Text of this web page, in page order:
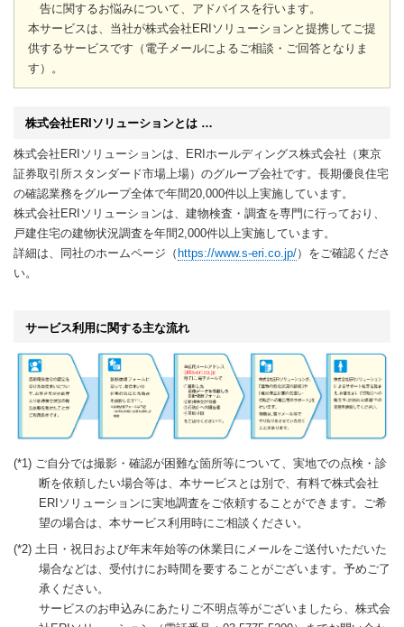
告に関するお悩みについて、アドバイスを行います。
本サービスは、当社が株式会社ERIソリューションと提携してご提
供するサービスです（電子メールによるご相談・ご回答となりま
す）。
株式会社ERIソリューションとは …
株式会社ERIソリューションは、ERIホールディングス株式会社（東京
証券取引所スタンダード市場上場）のグループ会社です。長期優良住宅
の確認業務をグループ全体で年間20,000件以上実施しています。
株式会社ERIソリューションは、建物検査・調査を専門に行っており、
戸建住宅の建物状況調査を年間2,000件以上実施しています。
詳細は、同社のホームページ（ https://www.s-eri.co.jp/）をご確認くださ
い。
サービス利用に関する主な流れ
(*1) ご自分では撮影・確認が困難な箇所等について、実地での点検・診
断を依頼したい場合等は、本サービスとは別で、有料で株式会社
ERIソリューションに実地調査をご依頼することができます。ご希
望の場合は、本サービス利用時にご相談ください。
(*2) 土日・祝日および年末年始等の休業日にメールをご送付いただいた
場合などは、受付けにお時間を要することがございます。予めご了
承ください。
サービスのお申込みにあたりご不明点等がございましたら、株式会